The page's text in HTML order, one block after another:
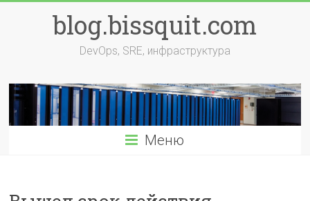
содержимомуblog.bissquit.com
DevOps, SRE, инфраструктура
Меню